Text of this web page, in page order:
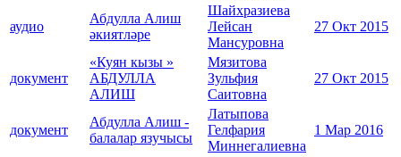
аудио
Абдулла Алиш
әкиятләре
Шайхразиева
Лейсан
Мансуровна
27 Окт 2015
документ
«Куян кызы »
АБДУЛЛА
АЛИШ
Мязитова
Зульфия
Саитовна
27 Окт 2015
документ
Абдулла Алиш -
балалар язучысы
Латыпова
Гелфария
Миннегалиевна
1 Мар 2016